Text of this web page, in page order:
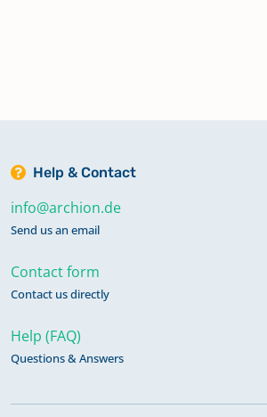
Help & Contact
info@archion.de
Send us an email
Contact form
Contact us directly
Help (FAQ)
Questions & Answers